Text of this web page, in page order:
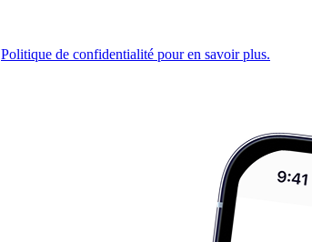
Politique de confidentialité pour en savoir plus.